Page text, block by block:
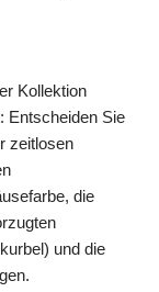
Kollektion
Entscheiden Sie
zeitlosen
die
und die